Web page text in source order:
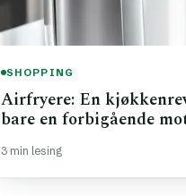
SHOPPING
Airfryere: En
bare en forbigående
3 min lesing